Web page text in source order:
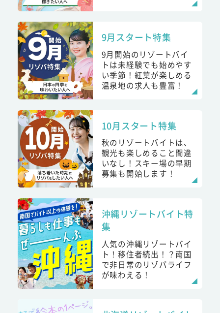
9月スタート特集
9月開始のリゾートバイ
トは未経験でも始めやす
い季節！紅葉が楽しめる
温泉地の求人も豊富！
10月スタート特集
秋のリゾートバイトは、
観光も楽しめること間違
いなし！スキー場の早期
募集も開始します！
沖縄リゾートバイト特
集
人気の沖縄リゾートバイ
ト！移住者続出！？南国
で非日常のリゾバライフ
が味わえる！